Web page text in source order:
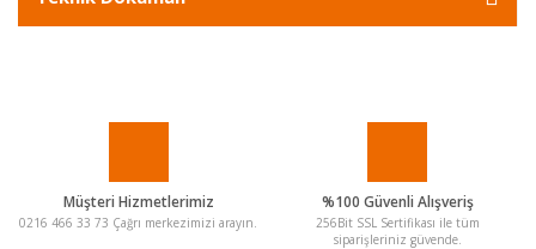
Müşteri Hizmetlerimiz
0216 466 33 73 Çağrı merkezimizi arayın.
%100 Güvenli Alışveriş
256Bit SSL Sertifikası ile tüm
siparişleriniz güvende.